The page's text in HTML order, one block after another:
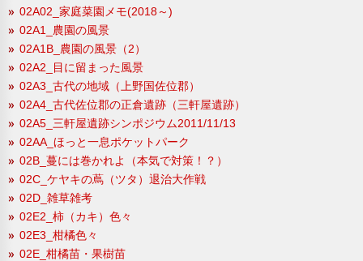
02A02_家庭菜園メモ(2018～)
02A1_農園の風景
02A1B_農園の風景（2）
02A2_目に留まった風景
02A3_古代の地域（上野国佐位郡）
02A4_古代佐位郡の正倉遺跡（三軒屋遺跡）
02A5_三軒屋遺跡シンポジウム2011/11/13
02AA_ほっと一息ポケットパーク
02B_蔓には巻かれよ（本気で対策！？）
02C_ケヤキの蔦（ツタ）退治大作戦
02D_雑草雑考
02E2_柿（カキ）色々
02E3_柑橘色々
02E_柑橘苗・果樹苗